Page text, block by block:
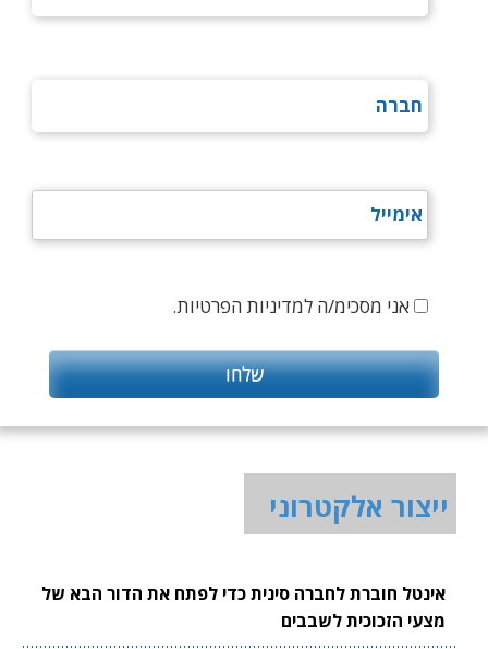
אני מסכימ/ה למדיניות הפרטיות.
ייצור אלקטרוני
אינטל חוברת לחברה סינית כדי לפתח את הדור הבא של
מצעי הזכוכית לשבבים